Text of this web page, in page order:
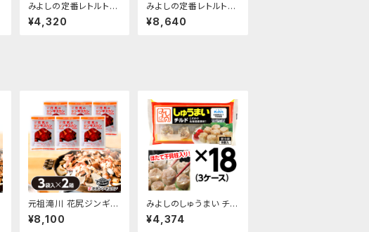
みよしの定番レトルトカ
レー/10パック入・1ケー
ス
¥4,320
みよしの定番レトルトカ
レー/10パック入・2ケー
ス
¥8,640
元祖滝川 花尻ジンギス
カン(冷凍)/Aセット(3袋
入･2箱)
¥8,100
みよしのしゅうまい チル
ド/6パック入×3ケース
¥4,374